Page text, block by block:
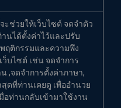
ะช่วยให้เว็บไซต์ จดจำตัว
านได้ตั้งค่าไว้และปรับ
ฤติกรรมและความพึง
ว็บไซต์ เช่น จดจำการ
,จดจำการตั้งค่าภาษา,
ดที่ท่านเคยดู เพื่ออำนวย
อท่านกลับเข้ามาใช้งาน